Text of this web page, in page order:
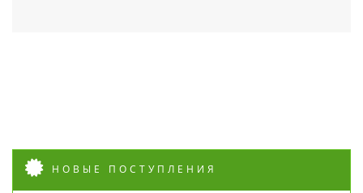
НОВЫЕ ПОСТУПЛЕНИЯ